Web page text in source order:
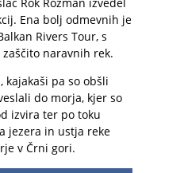
Ena bolj odmevnih je
Rivers Tour, s
naravnih rek.
kajakaši pa so obšli
do morja, kjer so
izvira ter po toku
jezera in ustja reke
v Črni gori.